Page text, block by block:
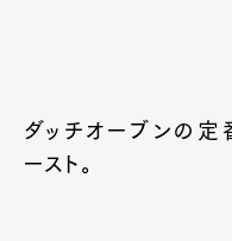
ダッチオーブンの定
ースト。